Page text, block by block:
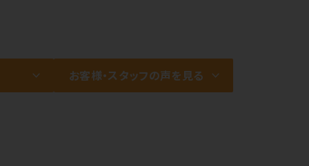
お客様・スタッフの声を見る